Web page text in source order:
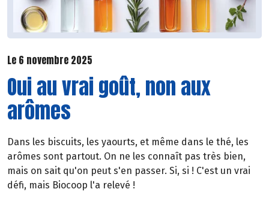
Le 6 novembre 2025
Oui au vrai goût, non aux
arômes
Dans les biscuits, les yaourts, et même dans le thé, les
arômes sont partout. On ne les connaît pas très bien,
mais on sait qu'on peut s'en passer. Si, si ! C'est un vrai
défi, mais Biocoop l'a relevé !